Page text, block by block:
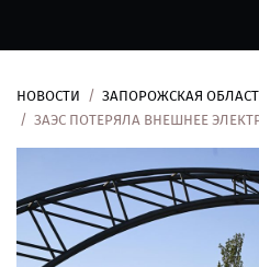
Новости
Контакты
НОВОСТИ
ЗАПОРОЖСКАЯ
ЗАЭС ПОТЕРЯЛА ВНЕШНЕЕ